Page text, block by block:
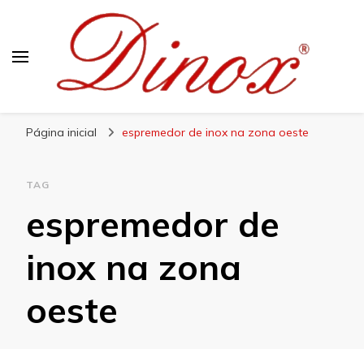
Página inicial espremedor de inox na zona oeste
TAG
espremedor de
inox na zona
oeste